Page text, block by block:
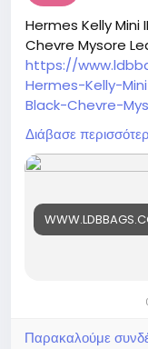
Hermes Kelly Mini
Chevre Mysore
https://
Hermes-Kelly-
Black-Chevre-
https://
sellier-
leather-
Διάβασε
Παρακαλούμε